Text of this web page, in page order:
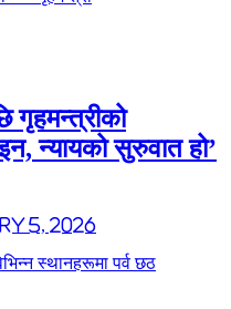
न्यायको सुरुवात हो’
5, 2026